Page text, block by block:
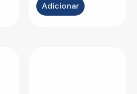
Adicionar